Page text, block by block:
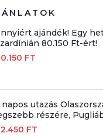
ajándék! Egy
80.150 Ft-ért!
FT
napos utazás
részére,
FT